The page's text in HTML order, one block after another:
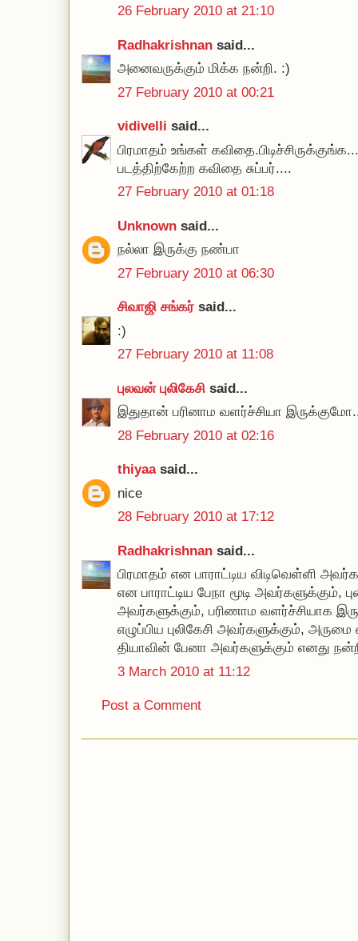
26 February 2010 at 21:10
Radhakrishnan said...
அனைவருக்கும் மிக்க நன்றி. :)
27 February 2010 at 00:21
vidivelli said...
பிரமாதம் உங்கள்
படத்திற்கேற்ற கவிதை சுப்பர்....
27 February 2010 at 01:18
Unknown said...
நல்லா இருக்கு நண்பா
27 February 2010 at 06:30
சிவாஜி சங்கர் said...
:)
27 February 2010 at 11:08
புலவன் புலிகேசி said...
இதுதான் பரினாம வளர்ச்சியா
28 February 2010 at 02:16
thiyaasaid...
nice
28 February 2010 at 17:12
Radhakrishnan said...
பிரமாதம் என பாராட்டிய விடிவெள்ளி
என பாராட்டிய பேநா மூடி அவர்களுக்கும்,
அவர்களுக்கும், பரிணாம வளர்ச்சியாக
எழுப்பிய புலிகேசி அவர்களுக்கும்,
தியாவின் பேனா அவர்களுக்கும் எனது
3 March 2010 at 11:12
Post a Comment